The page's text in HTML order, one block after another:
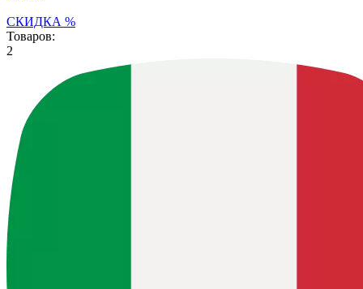
СКИДКА %
Товаров:
2